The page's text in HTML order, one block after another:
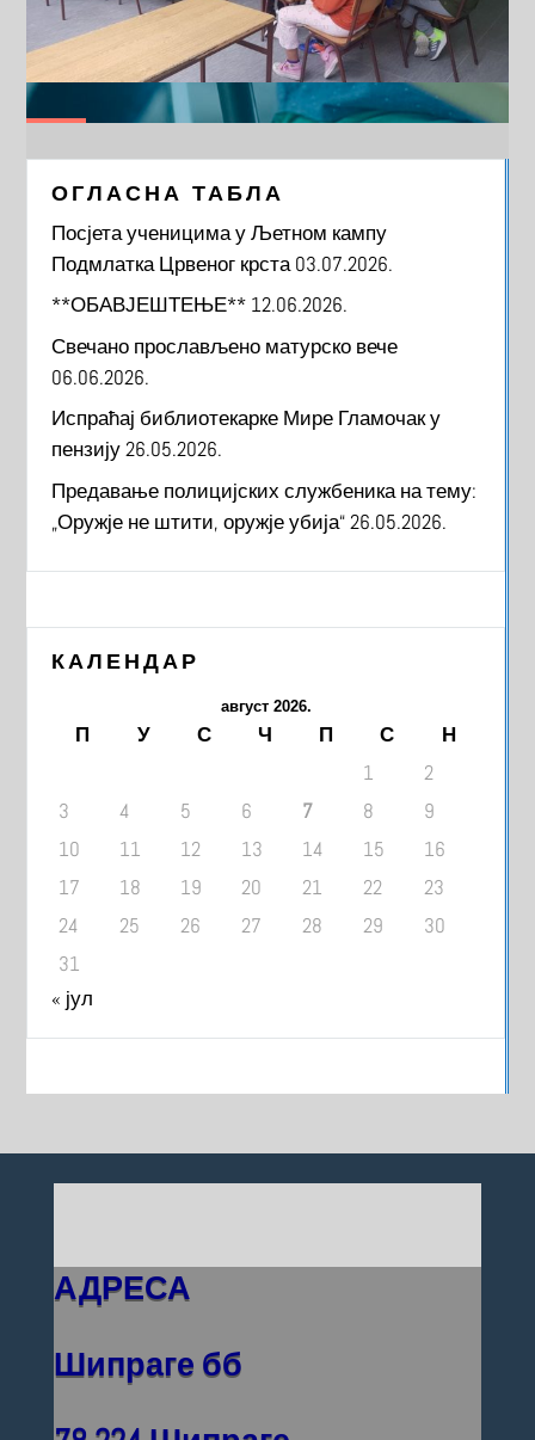
ОГЛАСНА ТАБЛА
Посјета ученицима у Љетном кампу
Подмлатка Црвеног крста 03.07.2026.
**ОБАВЈЕШТЕЊЕ** 12.06.2026.
Свечано прослављено матурско вече
06.06.2026.
Испраћај библиотекарке Мире Гламочак у
пензију 26.05.2026.
Предавање полицијских службеника на тему:
„Оружје не штити, оружје убија“ 26.05.2026.
КАЛЕНДАР
август 2026.
П У С Ч П С
Н
1
2
3
4 5 6 7 8
9
10
11 12 13 14 15
16
17
18 19 20 21 22
23
24
25 26 27 28 29
30
31
« јул
АДРЕСА
Шипраге бб